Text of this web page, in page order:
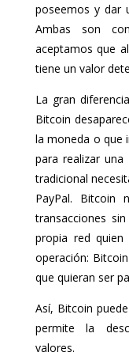
poseemos y dar
Ambas son
aceptamos que
tiene un valor
La gran
Bitcoin
la moneda o que
para realizar
tradicional
PayPal. Bitcoin
transacciones
propia red
operación:
que quieran ser
Así, Bitcoin
permite la
valores.